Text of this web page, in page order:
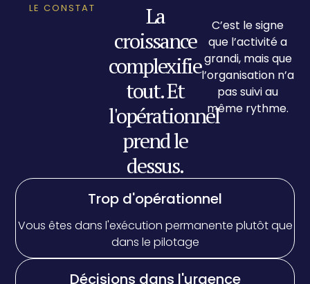
LE CONSTAT
La
croissance
complexifie
tout. Et
l'opérationnel
prend le
dessus.
C’est le signe
que l’activité a
grandi, mais que
l’organisation n’a
pas suivi au
même rythme.
Trop d'opérationnel
Vous êtes dans l'exécution permanente plutôt que
dans le pilotage
Décisions dans l'urgence